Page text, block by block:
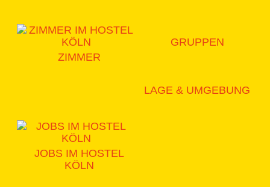
ZIMMER
GRUPPEN
LAGE & UMGEBUNG
JOBS IM HOSTEL
KÖLN